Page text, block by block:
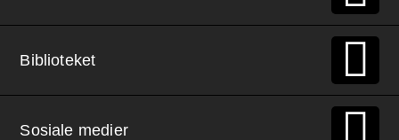
Biblioteket
Sosiale medier